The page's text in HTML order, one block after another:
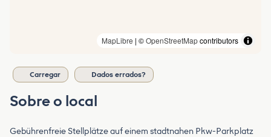
MapLibre | ©OpenStreetMapcontributors
Carregar Dados errados?
Sobre o local
Gebührenfreie Stellplätze auf einem stadtnahen Pkw-Parkplatz